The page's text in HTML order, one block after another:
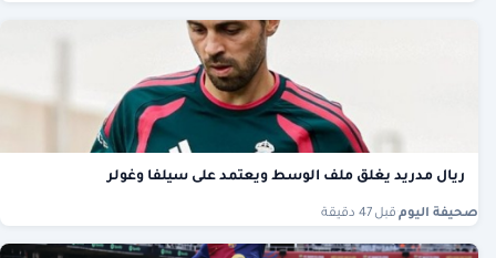
ريال مدريد يغلق ملف الوسط ويعتمد على سيلفا وغولر
صحيفة اليوم قبل 47 دقيقة